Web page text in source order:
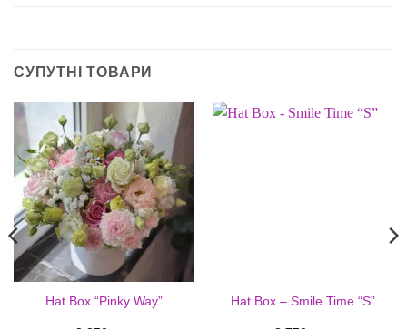
СУПУТНІ ТОВАРИ
Hat Box “Pinky Way” Hat Box – Smile Time “S”